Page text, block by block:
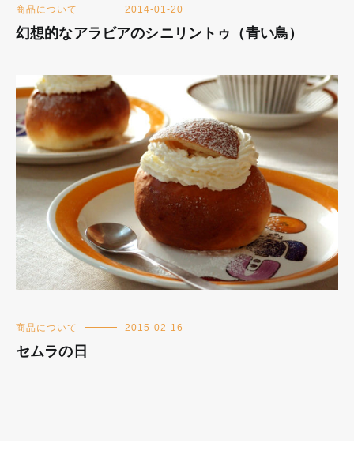
商品について 2014-01-20
幻想的なアラビアのシニリントゥ（青い鳥）
商品について 2015-02-16
セムラの日